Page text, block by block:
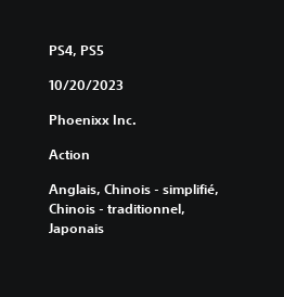
PS4, PS5
10/20/2023
Phoenixx Inc.
Action
Anglais, Chinois - simplifié,
Chinois - traditionnel,
Japonais